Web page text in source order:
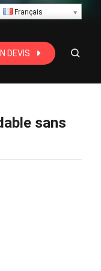
Français
DEVIS
sans